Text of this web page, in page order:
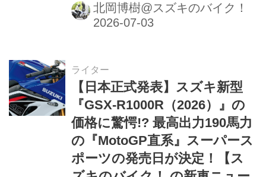
北岡博樹@スズキのバイク！
ライター
【日本正式発表】スズキ新型
『GSX-R1000R（2026）』の
価格に驚愕!? 最高出力190馬力
の『MotoGP直系』スーパース
ポーツの発売日が決定！【ス